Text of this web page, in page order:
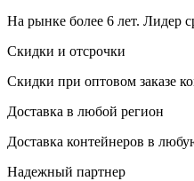
На рынке более 6 лет. Лидер
Скидки и отсрочки
Скидки при оптовом заказе
Доставка в любой регион
Доставка контейнеров в
Надежный партнер